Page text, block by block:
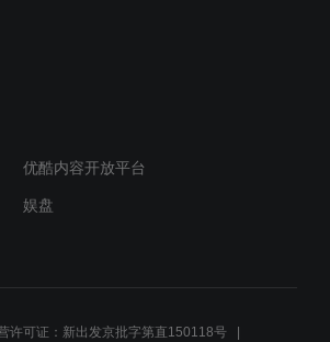
优酷内容开放平台
娱盘
许可证：新出发京批字第直150118号